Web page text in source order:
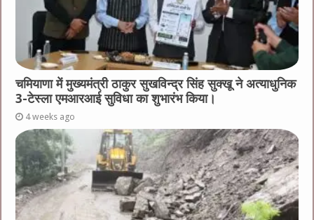
चमियाणा में मुख्यमंत्री ठाकुर सुखविन्द्र सिंह सुक्खू ने अत्याधुनिक
3-टेस्ला एमआरआई सुविधा का शुभारंभ किया।
4 weeks ago